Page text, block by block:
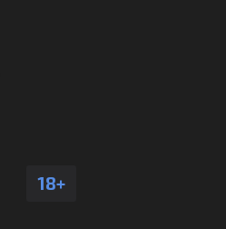
18+